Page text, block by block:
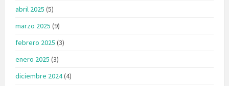
abril 2025 (5)
marzo 2025 (9)
febrero 2025 (3)
enero 2025 (3)
diciembre 2024(4)